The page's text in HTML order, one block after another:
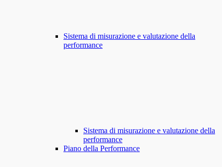
Sistema di misurazione e valutazione della
performance
Sistema di misurazione e valutazione della
performance
Piano della Performance